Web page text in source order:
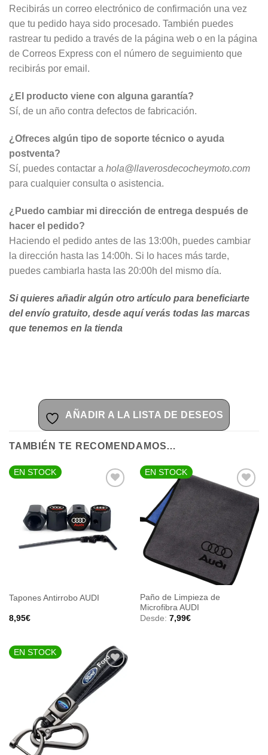
Recibirás un correo electrónico de confirmación una vez
que tu pedido haya sido procesado. También puedes
rastrear tu pedido a través de la página web o en la página
de Correos Express con el número de seguimiento que
recibirás por email.
¿El producto viene con alguna garantía?
Sí, de un año contra defectos de fabricación.
¿Ofreces algún tipo de soporte técnico o ayuda
postventa?
Sí, puedes contactar a hola@llaverosdecocheymoto.com
para cualquier consulta o asistencia.
¿Puedo cambiar mi dirección de entrega después de
hacer el pedido?
Haciendo el pedido antes de las 13:00h, puedes cambiar
la dirección hasta las 14:00h. Si lo haces más tarde,
puedes cambiarla hasta las 20:00h del mismo día.
Si quieres añadir algún otro artículo para beneficiarte
del envío gratuito, desde aquí verás todas las marcas
que tenemos en la tienda
AÑADIR A LA LISTA DE DESEOS
TAMBIÉN TE RECOMENDAMOS…
EN STOCK
AÑADIR
A LA
LISTA
Tapones Antirrobo AUDI
8,95€
EN STOCK
DE
DESEOS
Paño de Limpieza de
Microfibra AUDI
Desde: 7,99€
EN STOCK
DESEOS